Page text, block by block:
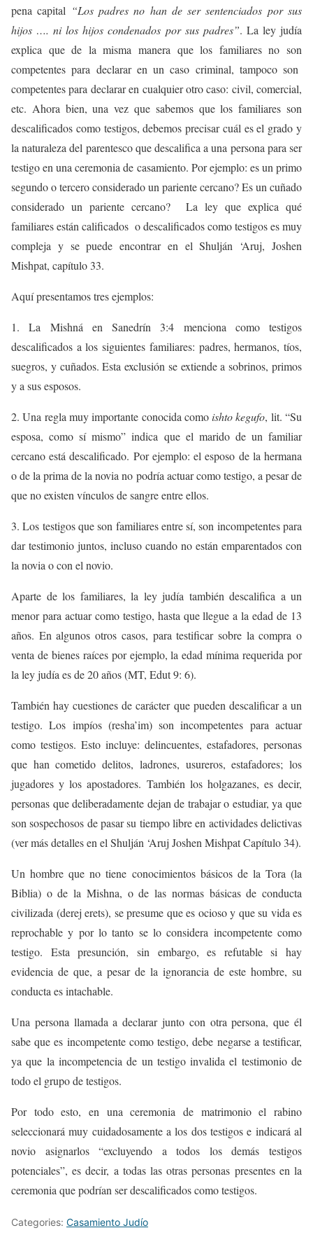
pena capital “Los padres no han de ser sentenciados por sus
hijos …. ni los hijos condenados por sus padres”. La ley judía
explica que de la misma manera que los familiares no son
competentes para declarar en un caso criminal, tampoco son
competentes para declarar en cualquier otro caso: civil, comercial,
etc. Ahora bien, una vez que sabemos que los familiares son
descalificados como testigos, debemos precisar cuál es el grado y
la naturaleza del parentesco que descalifica a una persona para ser
testigo en una ceremonia de casamiento. Por ejemplo: es un primo
segundo o tercero considerado un pariente cercano? Es un cuñado
considerado un pariente cercano? La ley que explica qué
familiares están calificados o descalificados como testigos es muy
compleja y se puede encontrar en el Shulján ‘Aruj, Joshen
Mishpat, capítulo 33.
Aquí presentamos tres ejemplos:
1. La Mishná en Sanedrín 3:4 menciona como testigos
descalificados a los siguientes familiares: padres, hermanos, tíos,
suegros, y cuñados. Esta exclusión se extiende a sobrinos, primos
y a sus esposos.
2. Una regla muy importante conocida como ishto kegufo, lit. “Su
esposa, como sí mismo” indica que el marido de un familiar
cercano está descalificado. Por ejemplo: el esposo de la hermana
o de la prima de la novia no podría actuar como testigo, a pesar de
que no existen vínculos de sangre entre ellos.
3. Los testigos que son familiares entre sí, son incompetentes para
dar testimonio juntos, incluso cuando no están emparentados con
la novia o con el novio.
Aparte de los familiares, la ley judía también descalifica a un
menor para actuar como testigo, hasta que llegue a la edad de 13
años. En algunos otros casos, para testificar sobre la compra o
venta de bienes raíces por ejemplo, la edad mínima requerida por
la ley judía es de 20 años (MT, Edut 9: 6).
También hay cuestiones de carácter que pueden descalificar a un
testigo. Los impíos (resha’im) son incompetentes para actuar
como testigos. Esto incluye: delincuentes, estafadores, personas
que han cometido delitos, ladrones, usureros, estafadores; los
jugadores y los apostadores. También los holgazanes, es decir,
personas que deliberadamente dejan de trabajar o estudiar, ya que
son sospechosos de pasar su tiempo libre en actividades delictivas
(ver más detalles en el Shulján ‘Aruj Joshen Mishpat Capítulo 34).
Un hombre que no tiene conocimientos básicos de la Tora (la
Biblia) o de la Mishna, o de las normas básicas de conducta
civilizada (derej erets), se presume que es ocioso y que su vida es
reprochable y por lo tanto se lo considera incompetente como
testigo. Esta presunción, sin embargo, es refutable si hay
evidencia de que, a pesar de la ignorancia de este hombre, su
conducta es intachable.
Una persona llamada a declarar junto con otra persona, que él
sabe que es incompetente como testigo, debe negarse a testificar,
ya que la incompetencia de un testigo invalida el testimonio de
todo el grupo de testigos.
Por todo esto, en una ceremonia de matrimonio el rabino
seleccionará muy cuidadosamente a los dos testigos e indicará al
novio asignarlos “excluyendo a todos los demás testigos
potenciales”, es decir, a todas las otras personas presentes en la
ceremonia que podrían ser descalificados como testigos.
Categories: Casamiento Judío